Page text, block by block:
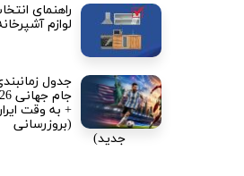
راهنمای
لوازم
جدول
جام
+ به وقت
(بروزرسانی
جدید)